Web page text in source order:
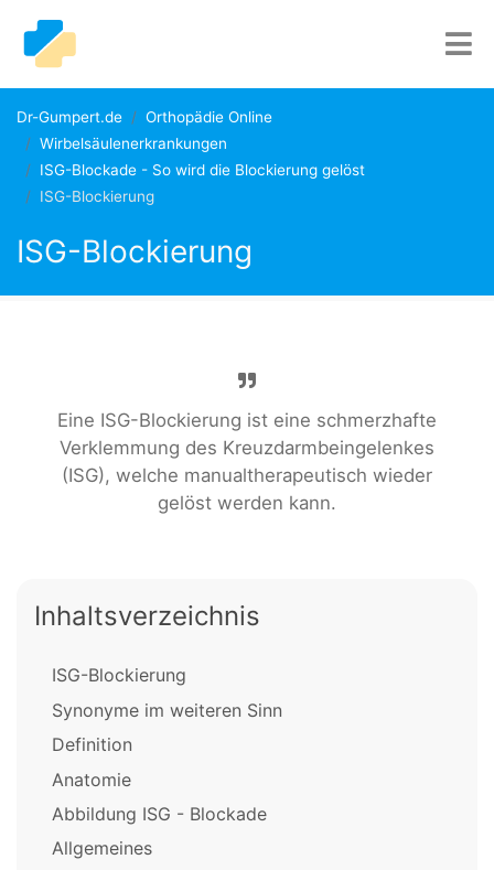
Dr-Gumpert.de
Orthopädie Online
Wirbelsäulenerkrankungen
ISG-Blockade - So wird die Blockierung gelöst
ISG-Blockierung
ISG-Blockierung
Eine ISG-Blockierung ist eine schmerzhafte
Verklemmung des Kreuzdarmbeingelenkes
(ISG), welche manualtherapeutisch wieder
gelöst werden kann.
Inhaltsverzeichnis
ISG-Blockierung
Synonyme im weiteren Sinn
Definition
Anatomie
Abbildung ISG - Blockade
Allgemeines